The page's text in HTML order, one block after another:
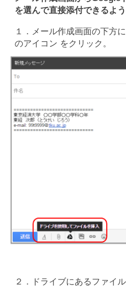
を選んで直接添付できるよ
１．メール作成画面の下方
のアイコン をクリック。
２．ドライブにあるファイ